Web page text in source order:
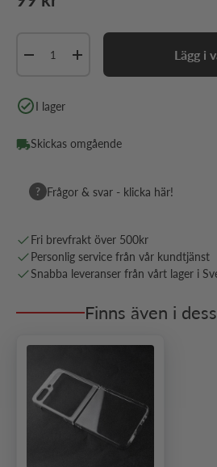
Minska antalÖka antal Lägg i
I lager
Skickas omgående
? Frågor & svar - klicka här!
Fri brevfrakt över 500kr
Personlig service från vår kundtjänst
Snabba leveranser från vårt lager i
Finns även i